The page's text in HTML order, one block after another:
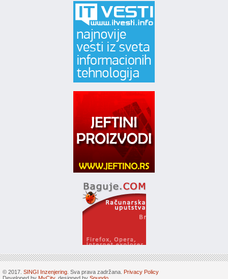
© 2017. SINGI Inzenjering . Sva prava zadržana. Privacy Policy